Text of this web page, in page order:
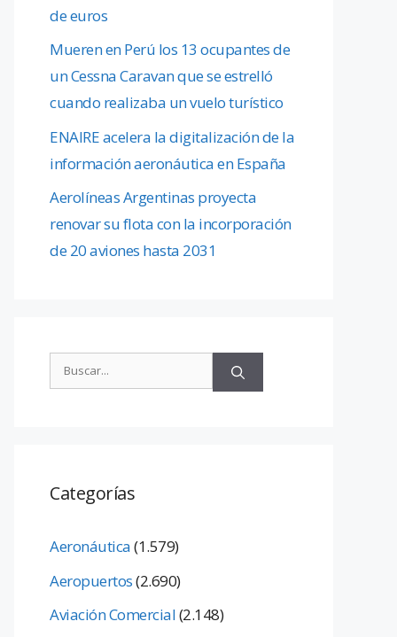
de euros
Mueren en Perú los 13 ocupantes de
un Cessna Caravan que se estrelló
cuando realizaba un vuelo turístico
ENAIRE acelera la digitalización de la
información aeronáutica en España
Aerolíneas Argentinas proyecta
renovar su flota con la incorporación
de 20 aviones hasta 2031
Categorías
Aeronáutica(1.579)
Aeropuertos(2.690)
Aviación Comercial(2.148)